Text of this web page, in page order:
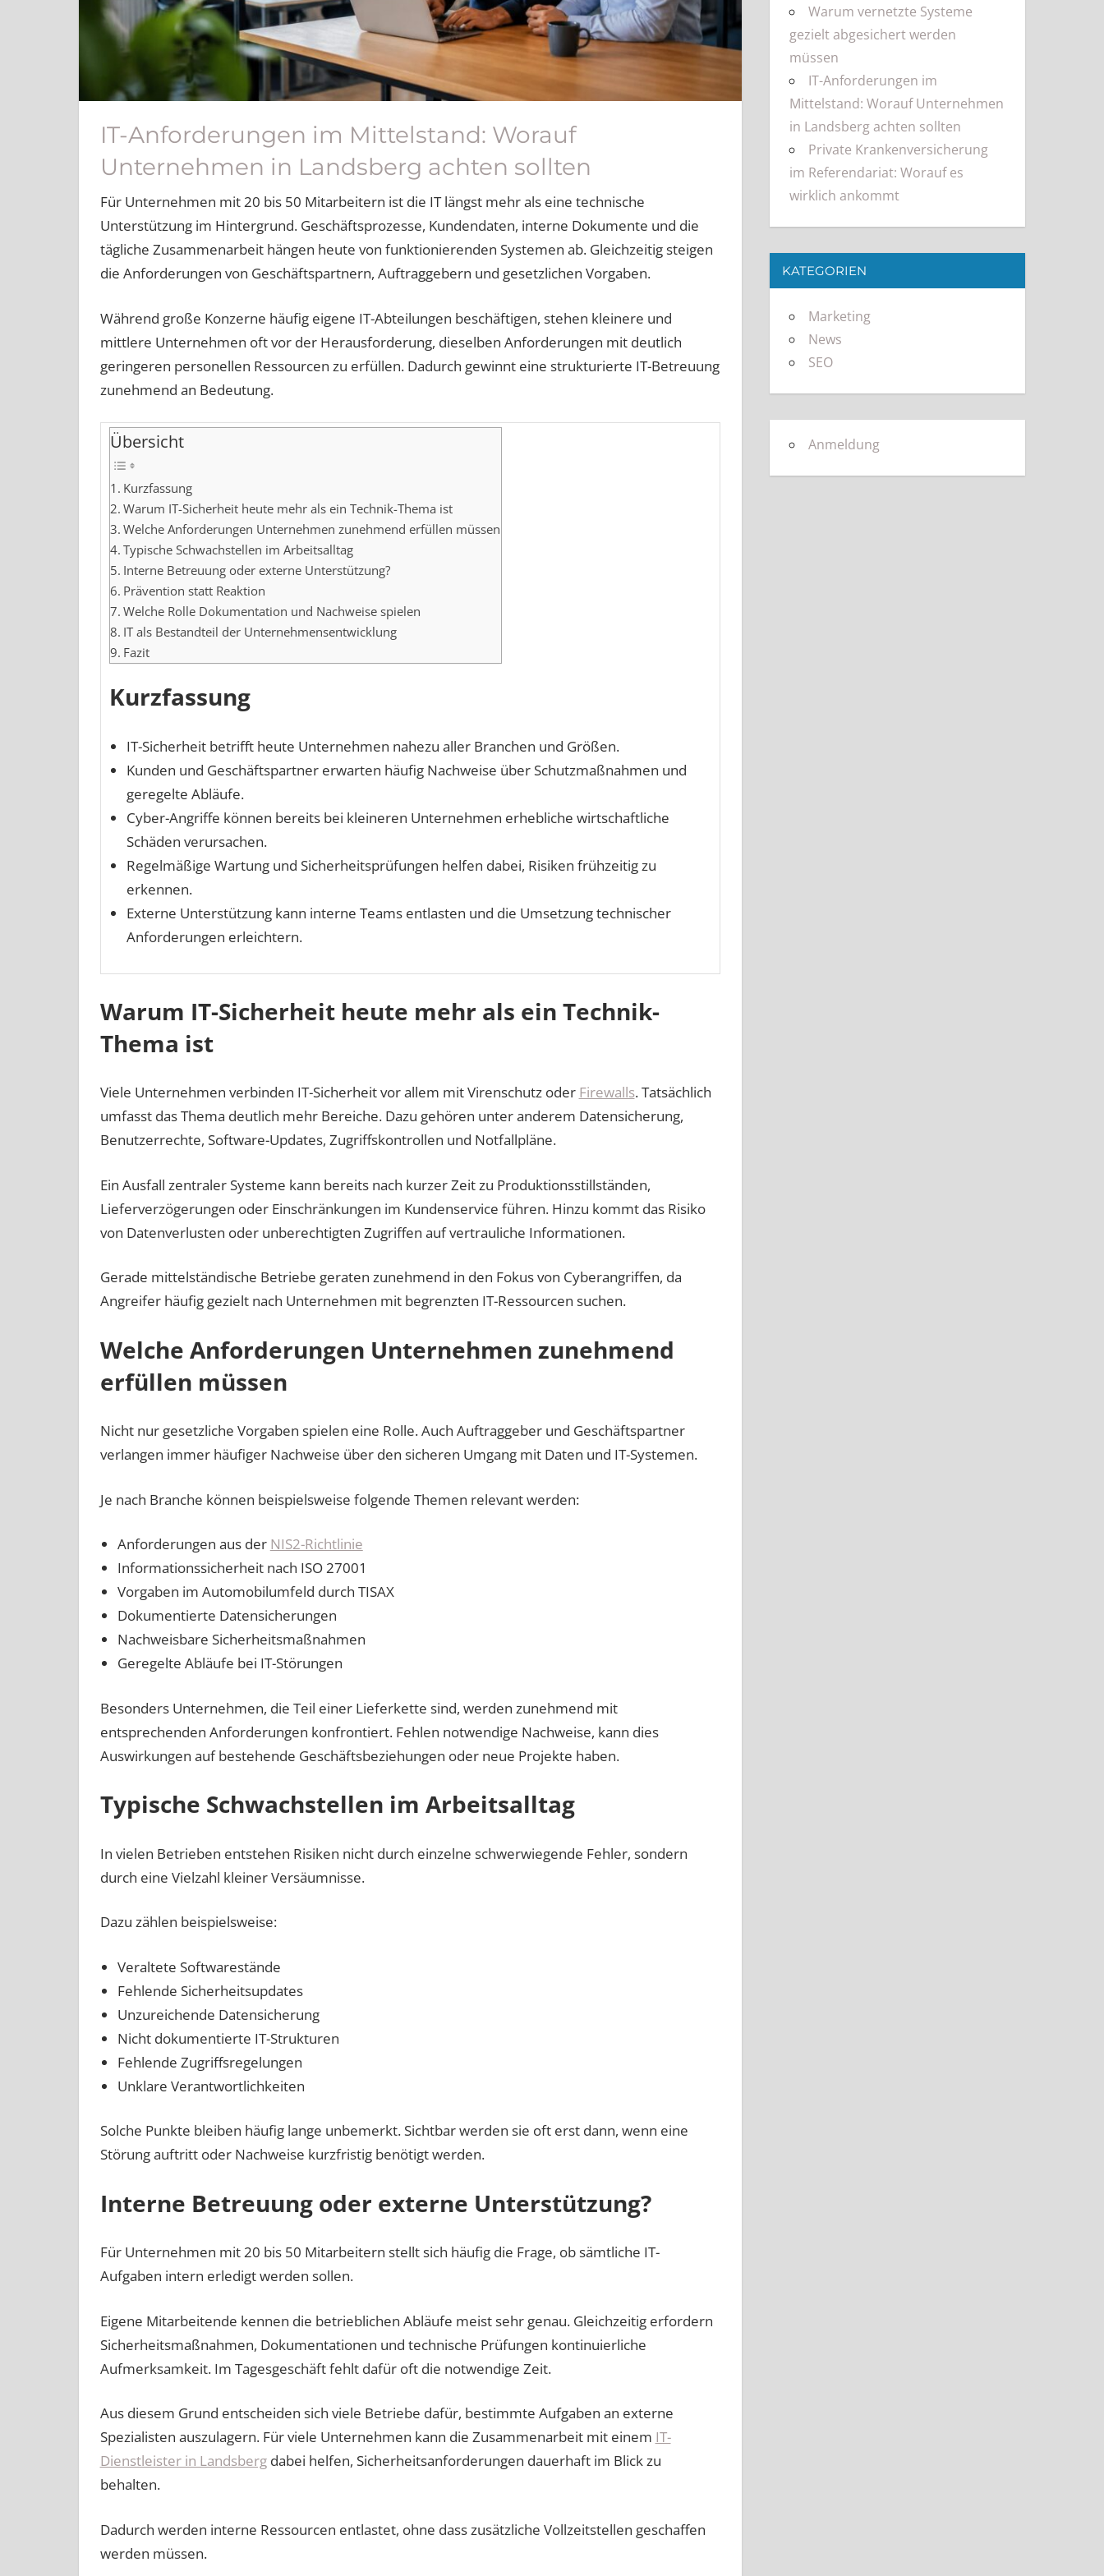
IT-Anforderungen im Mittelstand: Worauf
Unternehmen in Landsberg achten sollten
Für Unternehmen mit 20 bis 50 Mitarbeitern ist die IT längst mehr als eine technische
Unterstützung im Hintergrund. Geschäftsprozesse, Kundendaten, interne Dokumente und die
tägliche Zusammenarbeit hängen heute von funktionierenden Systemen ab. Gleichzeitig steigen
die Anforderungen von Geschäftspartnern, Auftraggebern und gesetzlichen Vorgaben.
Während große Konzerne häufig eigene IT-Abteilungen beschäftigen, stehen kleinere und
mittlere Unternehmen oft vor der Herausforderung, dieselben Anforderungen mit deutlich
geringeren personellen Ressourcen zu erfüllen. Dadurch gewinnt eine strukturierte IT-Betreuung
zunehmend an Bedeutung.
Übersicht
Kurzfassung
Warum IT-Sicherheit heute mehr als ein Technik-Thema ist
Welche Anforderungen Unternehmen zunehmend erfüllen müssen
Typische Schwachstellen im Arbeitsalltag
Interne Betreuung oder externe Unterstützung?
Prävention statt Reaktion
Welche Rolle Dokumentation und Nachweise spielen
IT als Bestandteil der Unternehmensentwicklung
Fazit
Kurzfassung
IT-Sicherheit betrifft heute Unternehmen nahezu aller Branchen und Größen.
Kunden und Geschäftspartner erwarten häufig Nachweise über Schutzmaßnahmen und
geregelte Abläufe.
Cyber-Angriffe können bereits bei kleineren Unternehmen erhebliche wirtschaftliche
Schäden verursachen.
Regelmäßige Wartung und Sicherheitsprüfungen helfen dabei, Risiken frühzeitig zu
erkennen.
Externe Unterstützung kann interne Teams entlasten und die Umsetzung technischer
Anforderungen erleichtern.
Warum IT-Sicherheit heute mehr als ein Technik-
Thema ist
Viele Unternehmen verbinden IT-Sicherheit vor allem mit Virenschutz oder Firewalls. Tatsächlich
umfasst das Thema deutlich mehr Bereiche. Dazu gehören unter anderem Datensicherung,
Benutzerrechte, Software-Updates, Zugriffskontrollen und Notfallpläne.
Ein Ausfall zentraler Systeme kann bereits nach kurzer Zeit zu Produktionsstillständen,
Lieferverzögerungen oder Einschränkungen im Kundenservice führen. Hinzu kommt das Risiko
von Datenverlusten oder unberechtigten Zugriffen auf vertrauliche Informationen.
Gerade mittelständische Betriebe geraten zunehmend in den Fokus von Cyberangriffen, da
Angreifer häufig gezielt nach Unternehmen mit begrenzten IT-Ressourcen suchen.
Welche Anforderungen Unternehmen zunehmend
erfüllen müssen
Nicht nur gesetzliche Vorgaben spielen eine Rolle. Auch Auftraggeber und Geschäftspartner
verlangen immer häufiger Nachweise über den sicheren Umgang mit Daten und IT-Systemen.
Je nach Branche können beispielsweise folgende Themen relevant werden:
Anforderungen aus der NIS2-Richtlinie
Informationssicherheit nach ISO 27001
Vorgaben im Automobilumfeld durch TISAX
Dokumentierte Datensicherungen
Nachweisbare Sicherheitsmaßnahmen
Geregelte Abläufe bei IT-Störungen
Besonders Unternehmen, die Teil einer Lieferkette sind, werden zunehmend mit
entsprechenden Anforderungen konfrontiert. Fehlen notwendige Nachweise, kann dies
Auswirkungen auf bestehende Geschäftsbeziehungen oder neue Projekte haben.
Typische Schwachstellen im Arbeitsalltag
In vielen Betrieben entstehen Risiken nicht durch einzelne schwerwiegende Fehler, sondern
durch eine Vielzahl kleiner Versäumnisse.
Dazu zählen beispielsweise:
Veraltete Softwarestände
Fehlende Sicherheitsupdates
Unzureichende Datensicherung
Nicht dokumentierte IT-Strukturen
Fehlende Zugriffsregelungen
Unklare Verantwortlichkeiten
Solche Punkte bleiben häufig lange unbemerkt. Sichtbar werden sie oft erst dann, wenn eine
Störung auftritt oder Nachweise kurzfristig benötigt werden.
Interne Betreuung oder externe Unterstützung?
Für Unternehmen mit 20 bis 50 Mitarbeitern stellt sich häufig die Frage, ob sämtliche IT-
Aufgaben intern erledigt werden sollen.
Eigene Mitarbeitende kennen die betrieblichen Abläufe meist sehr genau. Gleichzeitig erfordern
Sicherheitsmaßnahmen, Dokumentationen und technische Prüfungen kontinuierliche
Aufmerksamkeit. Im Tagesgeschäft fehlt dafür oft die notwendige Zeit.
Aus diesem Grund entscheiden sich viele Betriebe dafür, bestimmte Aufgaben an externe
Spezialisten auszulagern. Für viele Unternehmen kann die Zusammenarbeit mit einem IT-
Dienstleister in Landsbergdabei helfen, Sicherheitsanforderungen dauerhaft im Blick zu
behalten.
Dadurch werden interne Ressourcen entlastet, ohne dass zusätzliche Vollzeitstellen geschaffen
werden müssen.
Warum vernetzte Systeme
gezielt abgesichert werden
müssen
IT-Anforderungen im
Mittelstand: Worauf Unternehmen
in Landsberg achten sollten
Private Krankenversicherung
im Referendariat: Worauf es
wirklich ankommt
KATEGORIEN
Marketing
News
SEO
Anmeldung